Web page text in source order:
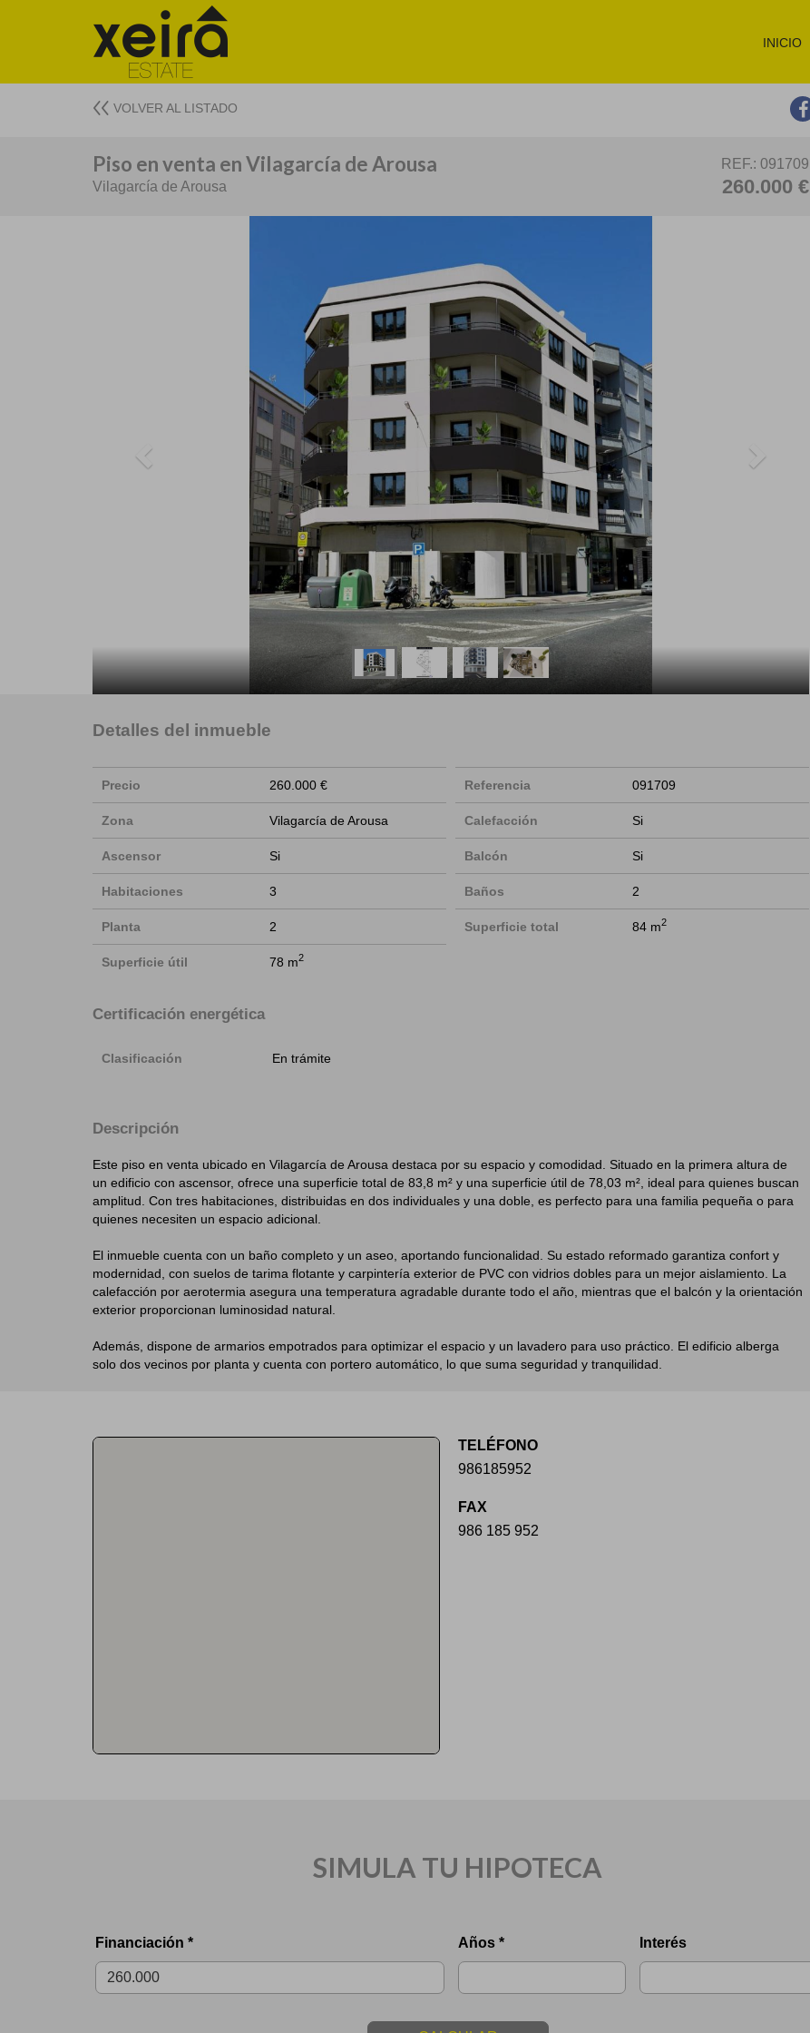
INICIO
VOLVER AL LISTADO
Piso en venta en Vilagarcía de Arousa
Vilagarcía de Arousa
REF.: 091709
260.000 €
Detalles del inmueble
Precio 260.000 € Referencia 091709
Zona Vilagarcía de Arousa Calefacción Si
Ascensor Si Balcón Si
Habitaciones 3 Baños 2
Planta 2 Superficie total 84 m2
Superficie útil 78 m2
Certificación energética
Clasificación En trámite
Descripción
Este piso en venta ubicado en Vilagarcía de Arousa destaca por su espacio y comodidad. Situado en la primera altura de
un edificio con ascensor, ofrece una superficie total de 83,8 m² y una superficie útil de 78,03 m², ideal para quienes buscan
amplitud. Con tres habitaciones, distribuidas en dos individuales y una doble, es perfecto para una familia pequeña o para
quienes necesiten un espacio adicional.
El inmueble cuenta con un baño completo y un aseo, aportando funcionalidad. Su estado reformado garantiza confort y
modernidad, con suelos de tarima flotante y carpintería exterior de PVC con vidrios dobles para un mejor aislamiento. La
calefacción por aerotermia asegura una temperatura agradable durante todo el año, mientras que el balcón y la orientación
exterior proporcionan luminosidad natural.
Además, dispone de armarios empotrados para optimizar el espacio y un lavadero para uso práctico. El edificio alberga
solo dos vecinos por planta y cuenta con portero automático, lo que suma seguridad y tranquilidad.
TELÉFONO
986185952
FAX
986 185 952
SIMULA TU HIPOTECA
Financiación * Años * Interés